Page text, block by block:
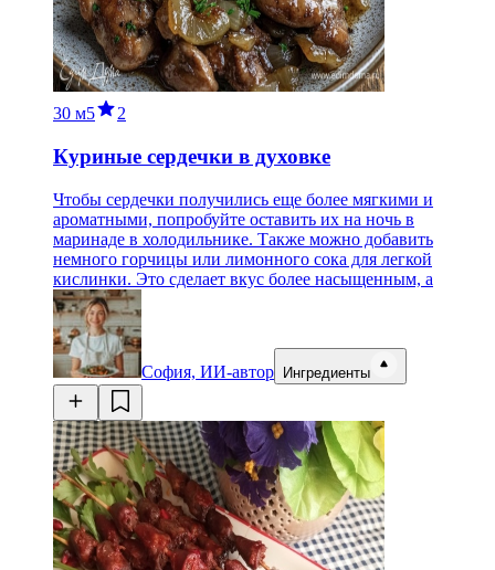
30 м5 2
Куриные сердечки в духовке
Чтобы сердечки получились еще более мягкими и
ароматными, попробуйте оставить их на ночь в
маринаде в холодильнике. Также можно добавить
немного горчицы или лимонного сока для легкой
кислинки. Это сделает вкус более насыщенным, а
София, ИИ-автор Ингредиенты